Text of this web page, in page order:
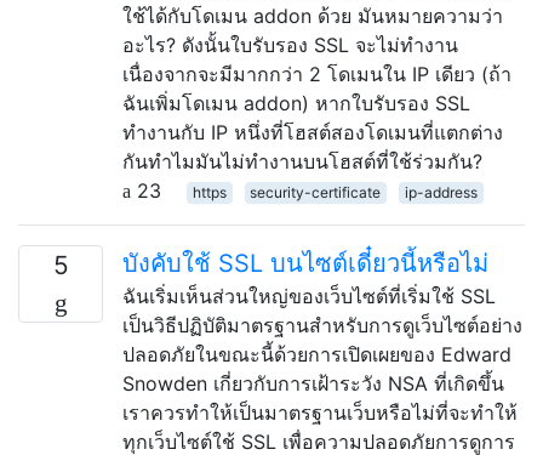
ใช้ได้กับโดเมน addon ด้วย มันหมายความว่า
อะไร? ดังนั้นใบรับรอง SSL จะไม่ทำงาน
เนื่องจากจะมีมากกว่า 2 โดเมนใน IP เดียว (ถ้า
ฉันเพิ่มโดเมน addon) หากใบรับรอง SSL
ทำงานกับ IP หนึ่งที่โฮสต์สองโดเมนที่แตกต่าง
กันทำไมมันไม่ทำงานบนโฮสต์ที่ใช้ร่วมกัน?
23
https security-certificate ip-address
5 บังคับใช้ SSL บนไซต์เดี๋ยวนี้หรือไม่
ฉันเริ่มเห็นส่วนใหญ่ของเว็บไซต์ที่เริ่มใช้ SSL
เป็นวิธีปฏิบัติมาตรฐานสำหรับการดูเว็บไซต์อย่าง
ปลอดภัยในขณะนี้ด้วยการเปิดเผยของ Edward
Snowden เกี่ยวกับการเฝ้าระวัง NSA ที่เกิดขึ้น
เราควรทำให้เป็นมาตรฐานเว็บหรือไม่ที่จะทำให้
ทุกเว็บไซต์ใช้ SSL เพื่อความปลอดภัยการดูการ